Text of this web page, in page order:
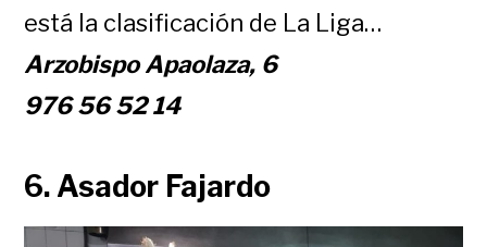
está la clasificación de La Liga…
Arzobispo Apaolaza, 6
976 56 52 14
6. Asador Fajardo